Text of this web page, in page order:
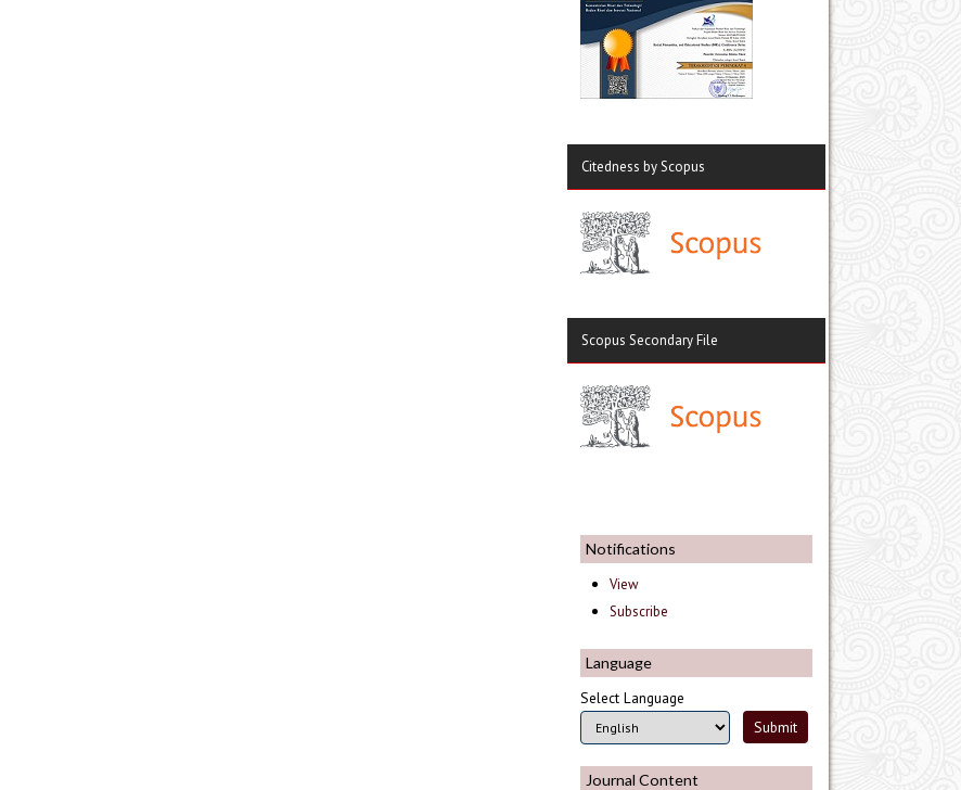
Citedness by Scopus
Scopus Secondary File
Notifications
View
Subscribe
Language
Select Language
Journal Content